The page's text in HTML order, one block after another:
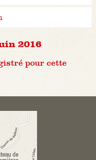
2016
pour cette